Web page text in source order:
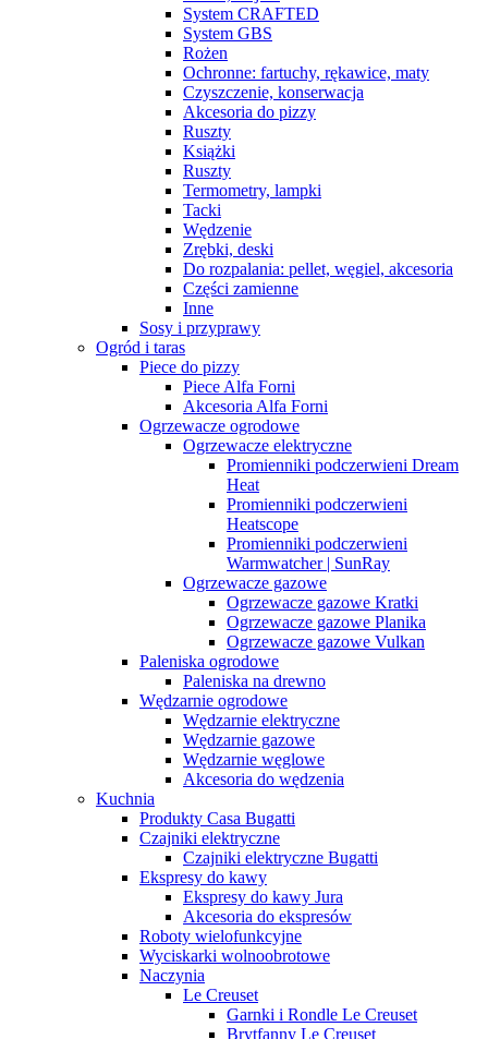
System CRAFTED
System GBS
Rożen
Ochronne: fartuchy, rękawice, maty
Czyszczenie, konserwacja
Akcesoria do pizzy
Ruszty
Książki
Ruszty
Termometry, lampki
Tacki
Wędzenie
Zrębki, deski
Do rozpalania: pellet, węgiel, akcesoria
Części zamienne
Inne
Sosy i przyprawy
Ogród i taras
Piece do pizzy
Piece Alfa Forni
Akcesoria Alfa Forni
Ogrzewacze ogrodowe
Ogrzewacze elektryczne
Promienniki podczerwieni Dream
Heat
Promienniki podczerwieni
Heatscope
Promienniki podczerwieni
Warmwatcher | SunRay
Ogrzewacze gazowe
Ogrzewacze gazowe Kratki
Ogrzewacze gazowe Planika
Ogrzewacze gazowe Vulkan
Paleniska ogrodowe
Paleniska na drewno
Wędzarnie ogrodowe
Wędzarnie elektryczne
Wędzarnie gazowe
Wędzarnie węglowe
Akcesoria do wędzenia
Kuchnia
Produkty Casa Bugatti
Czajniki elektryczne
Czajniki elektryczne Bugatti
Ekspresy do kawy
Ekspresy do kawy Jura
Akcesoria do ekspresów
Roboty wielofunkcyjne
Wyciskarki wolnoobrotowe
Naczynia
Le Creuset
Garnki i Rondle Le Creuset
Brytfanny Le Creuset